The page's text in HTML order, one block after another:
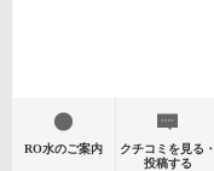
RO水のご案内
クチコミを見る・
投稿する